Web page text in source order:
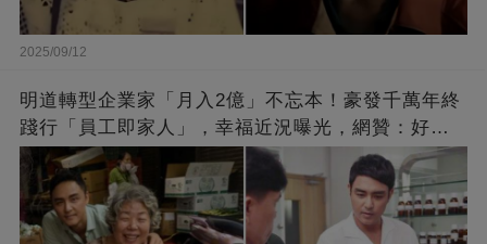
2025/09/12
明道轉型企業家「月入2億」不忘本！豪發千萬年終
踐行「員工即家人」，幸福近況曝光，網贊：好老
闆的福報